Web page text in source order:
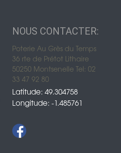
NOUS CONTACTER:
Poterie Au Grès du Temps
36 rte de Prétot Lithaire
50250 Montsenelle Tel: 02
33 47 92 80
Latitude: 49.304758
Longitude: -1.485761